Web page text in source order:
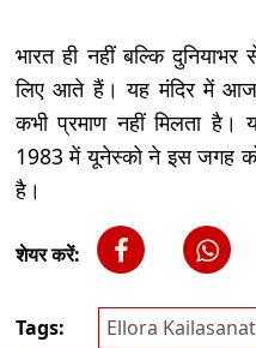
भारत ही नहीं बल्कि
लिए आते हैं। यह मंदिर में
कभी प्रमाण नहीं मिलता है।
1983 में यूनेस्को ने इस जगह को
है।
शेयर करें:
Tags: Ellora